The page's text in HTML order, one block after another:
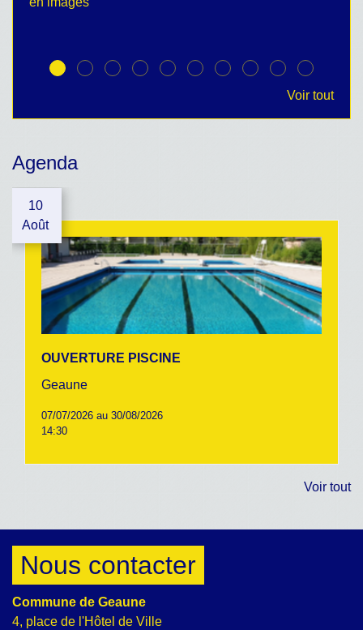
Voir tout
Agenda
10
Août
OUVERTURE PISCINE
Geaune
07/07/2026 au 30/08/2026
14:30
Voir tout
Nous contacter
Commune de Geaune
4, place de l'Hôtel de Ville